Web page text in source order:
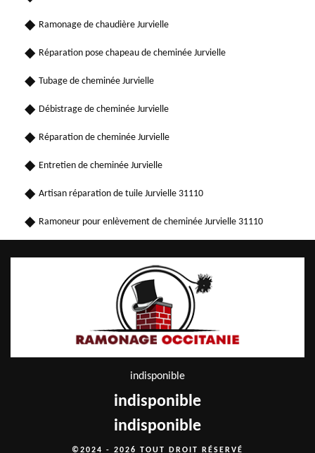
Ramonage de chaudière Jurvielle
Réparation pose chapeau de cheminée Jurvielle
Tubage de cheminée Jurvielle
Débistrage de cheminée Jurvielle
Réparation de cheminée Jurvielle
Entretien de cheminée Jurvielle
Artisan réparation de tuile Jurvielle 31110
Ramoneur pour enlèvement de cheminée Jurvielle 31110
indisponible
indisponible
indisponible
©2024 - 2026 TOUT DROIT RÉSERVÉ